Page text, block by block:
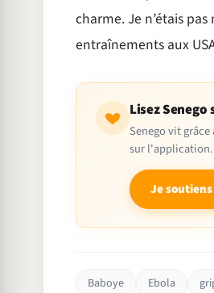
charme. Je n’étais
entraînements aux
Lisez
Senego vit
sur l'application.
Je soutiens
Baboye Ebola